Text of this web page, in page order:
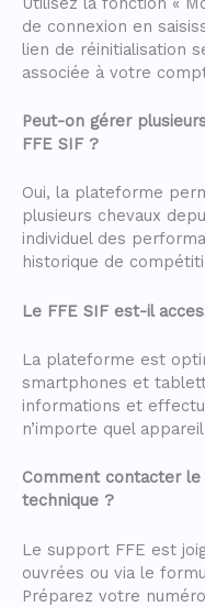
de connexion en
lien de réinitialisation
associée à votre
Peut-on gérer
FFE SIF ?
Oui, la plateforme
plusieurs chevaux
individuel des
historique de
Le FFE SIF est-il
La plateforme est
smartphones et
informations et
n’importe quel
Comment contacter
technique ?
Le support FFE est
ouvrées ou via le
Préparez votre